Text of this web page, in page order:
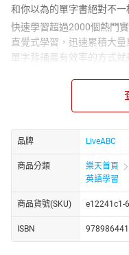
和你以為的單字書絕對不一
快速學習超過2000個熱門
直覺式學習，迅速累積大量
單字背誦最有效率的方式
的主題，並利用圖像教單
用的生活英語字彙，迅速的
圖解單字+實用好句，讓你
本書分成8個主題，83個
食、購物、服飾和休閒娛
會有2-3篇的好用句單元，
實用短句，讓讀者除了學
的句子，增加溝通能力。
【電子書使用說明】
品牌 LiveABC
商品分類 樂天首頁
英語學習
商品貨號(SKU) e12241c1-
ISBN